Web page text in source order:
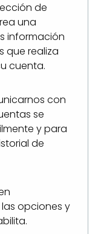
de
una
información
que realiza
cuenta.
con
se
y para
de
opciones y